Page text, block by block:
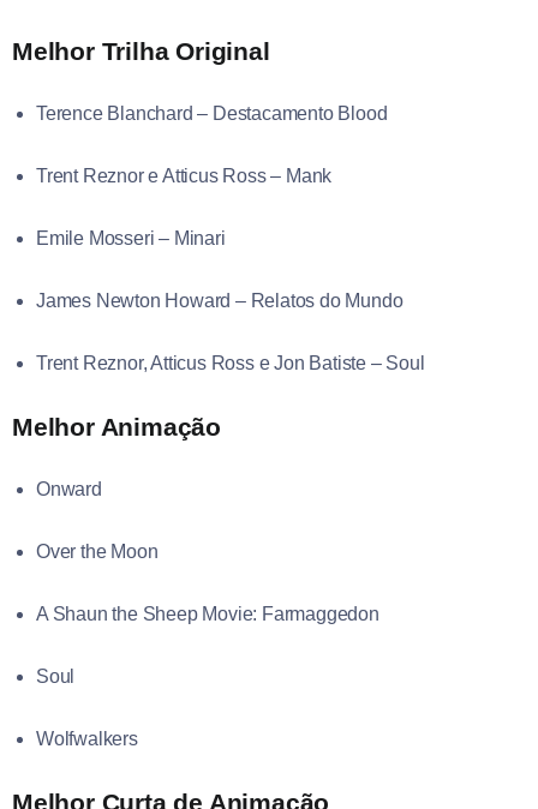
Melhor Trilha Original
Terence Blanchard – Destacamento Blood
Trent Reznor e Atticus Ross – Mank
Emile Mosseri – Minari
James Newton Howard – Relatos do Mundo
Trent Reznor, Atticus Ross e Jon Batiste – Soul
Melhor Animação
Onward
Over the Moon
A Shaun the Sheep Movie: Farmaggedon
Soul
Wolfwalkers
Melhor Curta de Animação